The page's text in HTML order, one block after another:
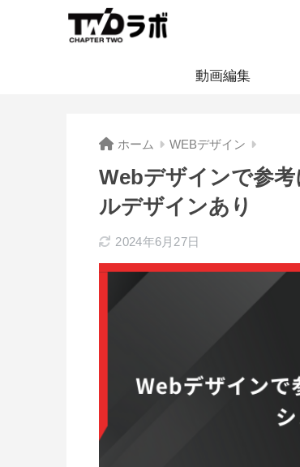
動画編集
ホーム WEBデザイン
Webデザインで参
ルデザインあり
2024年6月27日